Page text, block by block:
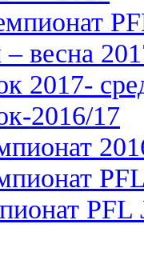
весна
2017-
2016/17
PFL